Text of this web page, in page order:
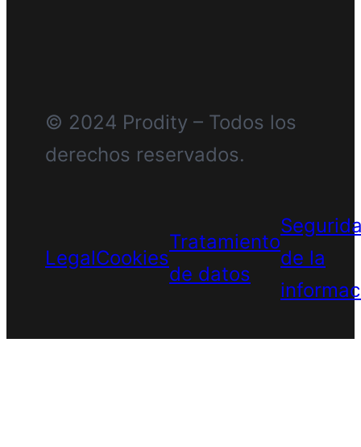
© 2024 Prodity – Todos los
derechos reservados.
LegalCookies
Tratamiento
de datos
de la